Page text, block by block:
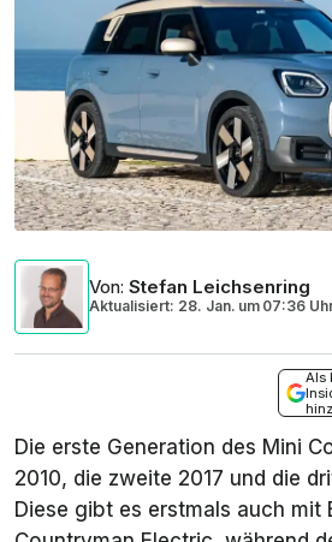
Von: Stefan Leichsenring
Aktualisiert: 28. Jan. um 07:36
Als
Die erste Generation des Mini
2010, die zweite 2017 und die
Diese gibt es erstmals auch mit